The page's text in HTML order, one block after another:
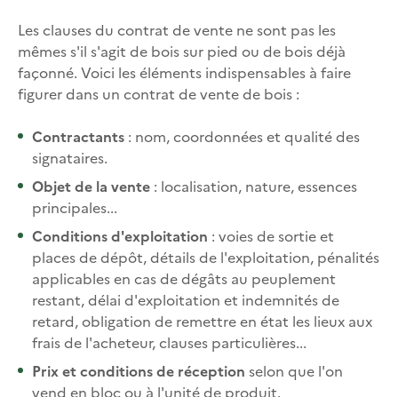
Les clauses du contrat de vente ne sont pas les
mêmes s'il s'agit de bois sur pied ou de bois déjà
façonné. Voici les éléments indispensables à faire
figurer dans un contrat de vente de bois :
Contractants : nom, coordonnées et qualité des
signataires.
Objet de la vente : localisation, nature, essences
principales...
Conditions d'exploitation : voies de sortie et
places de dépôt, détails de l'exploitation, pénalités
applicables en cas de dégâts au peuplement
restant, délai d'exploitation et indemnités de
retard, obligation de remettre en état les lieux aux
frais de l'acheteur, clauses particulières...
Prix et conditions de réception selon que l'on
vend en bloc ou à l'unité de produit.